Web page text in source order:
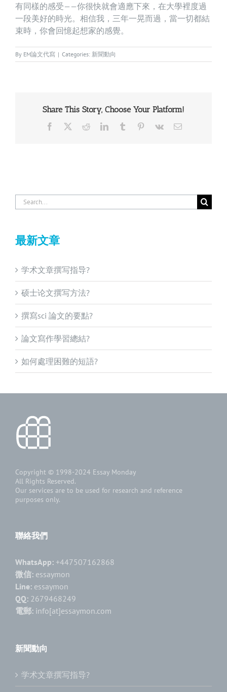
有同樣的感受——你很快就會適應下來，在大學裡度過
一段美好的時光。相信我，三年一晃而過，當一切都結
束時，你會回憶起想家的感覺。
By EM論文代寫 | Categories: 新聞動向
Share This Story, Choose Your Platform!
Facebook RedditLinkedInTumblr Pinterest
Vk Email
Search
for:
最新文章
学术文章撰写指导?
硕士论文撰写方法?
撰寫sci 論文的要點?
論文寫作學習總結?
如何處理困難的短語?
Copyright © 1998-2024 Essay Monday
All Rights Reserved.
Our services are to be used for research and reference
purposes only.
聯絡我們
WhatsApp: +447507162868
微信: essaymon
Line: essaymon
QQ: 2679468249
電郵: info[at]essaymon.com
新聞動向
学术文章撰写指导?